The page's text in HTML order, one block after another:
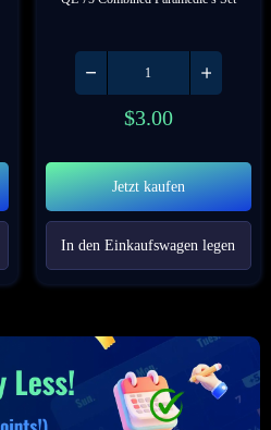
$3.00
Jetzt kaufen
In den Einkaufswagen legen